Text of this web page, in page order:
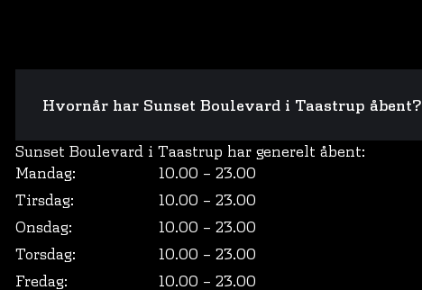
Hvornår har Sunset Boulevard i Taastrup åbent?
Sunset Boulevard i Taastrup har generelt åbent:
Mandag:
10.00 – 23.00
Tirsdag:
10.00 – 23.00
Onsdag:
10.00 – 23.00
Torsdag:
10.00 – 23.00
Fredag:
10.00 – 23.00